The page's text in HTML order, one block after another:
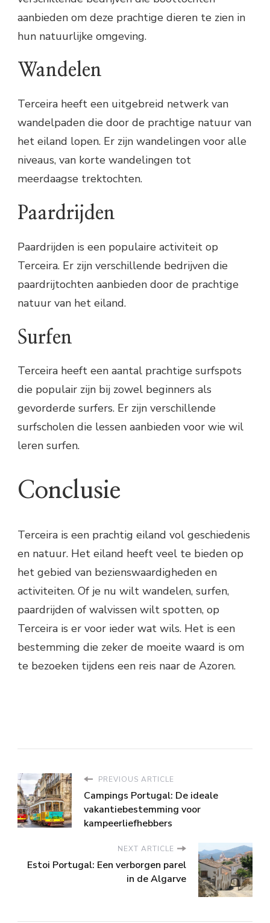
aanbieden om deze prachtige dieren te zien in
hun natuurlijke omgeving.
Wandelen
Terceira heeft een uitgebreid netwerk van
wandelpaden die door de prachtige natuur van
het eiland lopen. Er zijn wandelingen voor alle
niveaus, van korte wandelingen tot
meerdaagse trektochten.
Paardrijden
Paardrijden is een populaire activiteit op
Terceira. Er zijn verschillende bedrijven die
paardrijtochten aanbieden door de prachtige
natuur van het eiland.
Surfen
Terceira heeft een aantal prachtige surfspots
die populair zijn bij zowel beginners als
gevorderde surfers. Er zijn verschillende
surfscholen die lessen aanbieden voor wie wil
leren surfen.
Conclusie
Terceira is een prachtig eiland vol geschiedenis
en natuur. Het eiland heeft veel te bieden op
het gebied van bezienswaardigheden en
activiteiten. Of je nu wilt wandelen, surfen,
paardrijden of walvissen wilt spotten, op
Terceira is er voor ieder wat wils. Het is een
bestemming die zeker de moeite waard is om
te bezoeken tijdens een reis naar de Azoren.
PREVIOUS ARTICLE
Campings Portugal: De ideale
vakantiebestemming voor
kampeerliefhebbers
NEXT ARTICLE
Estoi Portugal: Een verborgen parel
in de Algarve